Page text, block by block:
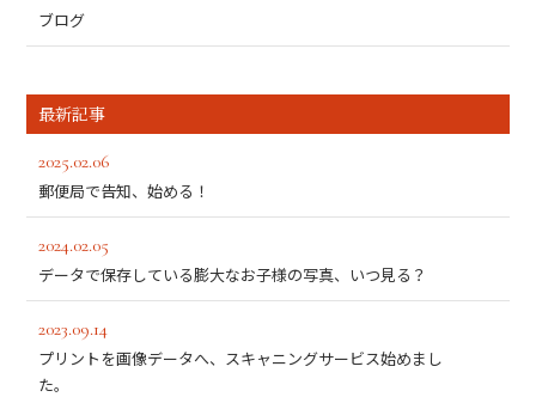
ブログ
最新記事
2025.02.06
郵便局で告知、始める！
2024.02.05
データで保存している膨大なお子様の写真、いつ見る？
2023.09.14
プリントを画像データへ、スキャニングサービス始めまし
た。